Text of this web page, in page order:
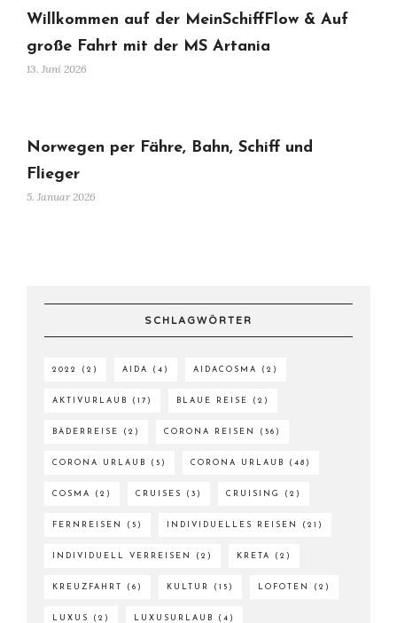
Willkommen auf der MeinSchiffFlow & Auf
große Fahrt mit der MS Artania
13. Juni 2026
Norwegen per Fähre, Bahn, Schiff und
Flieger
5. Januar 2026
SCHLAGWÖRTER
2022 (2) AIDA (4) AIDACOSMA (2)
AKTIVURLAUB (17) BLAUE REISE (2)
BÄDERREISE (2) CORONA REISEN (56)
CORONA URLAUB (5) CORONA URLAUB (48)
COSMA (2) CRUISES (3) CRUISING (2)
FERNREISEN (5) INDIVIDUELLES REISEN (21)
INDIVIDUELL VERREISEN (2) KRETA (2)
KREUZFAHRT (6) KULTUR (15) LOFOTEN (2)
LUXUS (2) LUXUSURLAUB (4)